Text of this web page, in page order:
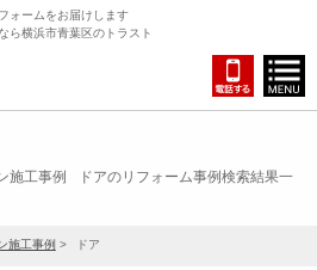
ォームをお届けします
ら横浜市青葉区のトラスト
施工事例
ドアのリフォーム事例検索結果一
施工事例 > ドア